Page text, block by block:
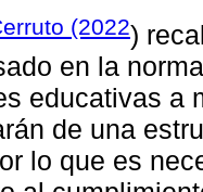
(2022)
en la
educativas a
de una
lo que es